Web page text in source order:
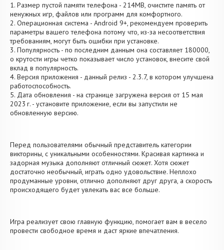
1. Размер пустой памяти телефона - 214MB, очистите память от
ненужных игр, файлов или программ для комфортного.
2. Операционная система - Android 9+, рекомендуем проверить
параметры вашего телефона потому что, из-за несоответствия
требованиям, могут быть ошибки при установке.
3. Популярность - по последним данным она составляет 180000,
о крутости игры четко показывает число установок, внесите свой
вклад в популярность.
4. Версия приложения - данный релиз - 2.3.7, в котором улучшена
работоспособность.
5. Дата обновления - на странице загружена версия от 15 мая
2023 г. - установите приложение, если вы запустили не
обновленную версию.
Перед пользователями обычный представитель категории
викторины, с уникальными особенностями. Красивая картинка и
задорная музыка дополняют отличный сюжет. Хотя сюжет
достаточно необычный, играть одно удовольствие. Неплохо
продуманные уровни, отлично дополняют друг друга, а скорость
происходящего будет увлекать вас все больше.
Игра реализует свою главную функцию, помогает вам в весело
провести свободное время и даст яркие впечатления.